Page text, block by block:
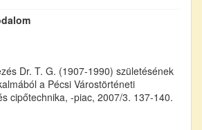
Dr. T. G. (1907-1990) születésének
a Pécsi Várostörténeti
cipőtechnika, -piac, 2007/3. 137-140.